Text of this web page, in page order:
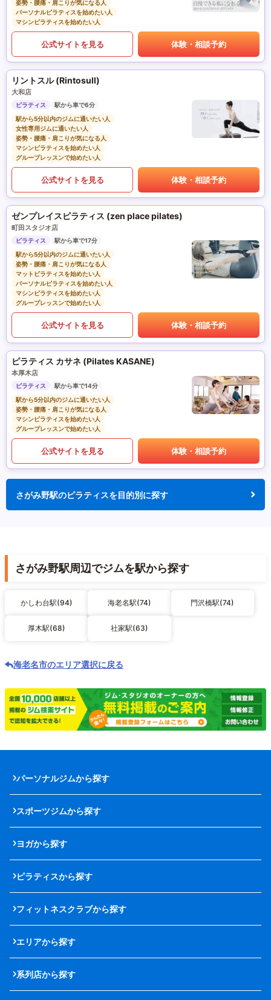
姿勢・腰痛・肩こりが気になる人
パーソナルピラティスを始めたい人
マシンピラティスを始めたい人
公式サイトを見る 体験・相談予約
リントスル (Rintosull)
大和店
ピラティス
駅から車で6分
駅から5分以内のジムに通いたい人
女性専用ジムに通いたい人
姿勢・腰痛・肩こりが気になる人
マシンピラティスを始めたい人
グループレッスンで始めたい人
公式サイトを見る 体験・相談予約
ゼンプレイスピラティス (zen place pilates)
町田スタジオ店
ピラティス
駅から車で17分
駅から5分以内のジムに通いたい人
姿勢・腰痛・肩こりが気になる人
マットピラティスを始めたい人
パーソナルピラティスを始めたい人
マシンピラティスを始めたい人
グループレッスンで始めたい人
公式サイトを見る 体験・相談予約
ピラティス カサネ (Pilates KASANE)
本厚木店
ピラティス
駅から車で14分
駅から5分以内のジムに通いたい人
姿勢・腰痛・肩こりが気になる人
マシンピラティスを始めたい人
グループレッスンで始めたい人
公式サイトを見る 体験・相談予約
さがみ野駅のピラティスを目的別に探す
さがみ野駅周辺でジムを駅から探す
かしわ台駅(94) 海老名駅(74) 門沢橋駅(74)
厚木駅(68) 社家駅(63)
海老名市のエリア選択に戻る
パーソナルジムから探す
スポーツジムから探す
ヨガから探す
ピラティスから探す
フィットネスクラブから探す
エリアから探す
系列店から探す